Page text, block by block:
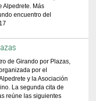
Alpedrete. Más
encuentro del
de Girando por Plazas,
por el
y la Asociación
La segunda cita de
reúne las siguientes